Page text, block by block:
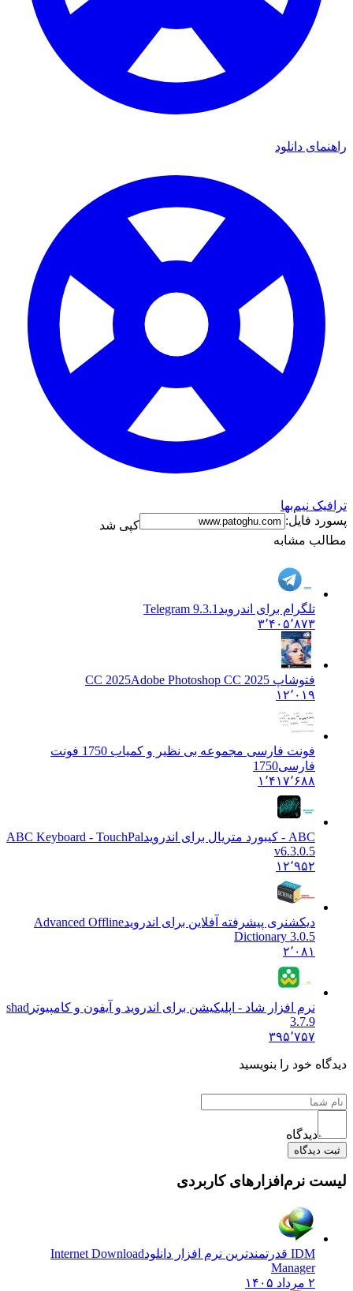
راهنمای دانلود
ترافیک نیم‌بها
پسورد فایل:
کپی شد
مطالب مشابه
تلگرام برای اندروید Telegram 9.3.1
۳٬۴۰۵٬۸۷۳
فتوشاپ CC 2025 Adobe Photoshop CC 2025
۱۲٬۰۱۹
فونت فارسی مجموعه بی نظیر و کمیاب 1750 فونت
فارسی1750
۱٬۴۱۷٬۶۸۸
ABC - کیبورد متریال برای اندروید
ABC Keyboard - TouchPal
v6.3.0.5
۱۲٬۹۵۲
دیکشنری پیشرفته آفلاین برای اندرویدAdvanced Offline
Dictionary 3.0.5
۲٬۰۸۱
نرم افزار شاد - اپلیکیشن برای اندروید و آیفون و کامپیوتر shad
3.7.9
۳۹۵٬۷۵۷
دیدگاه خود را بنویسید
دیدگاه
ثبت دیدگاه
لیست نرم‌افزارهای کاربردی
IDM قدرتمندترین نرم افزار دانلود
Internet Download
Manager
۲ مرداد ۱۴۰۵